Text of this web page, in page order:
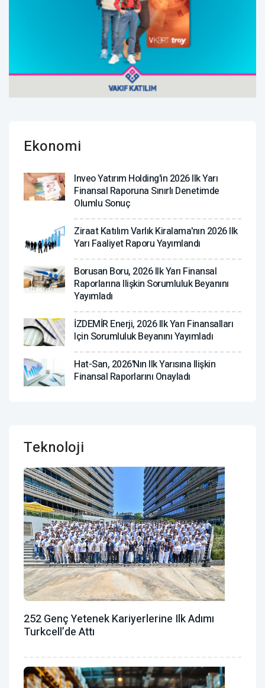
Ekonomi
Inveo Yatırım Holding'in 2026 Ilk Yarı
Finansal Raporuna Sınırlı Denetimde
Olumlu Sonuç
Ziraat Katılım Varlık Kiralama'nın 2026 Ilk
Yarı Faaliyet Raporu Yayımlandı
Borusan Boru, 2026 Ilk Yarı Finansal
Raporlarına Ilişkin Sorumluluk Beyanını
Yayımladı
İZDEMİR Enerji, 2026 Ilk Yarı Finansalları
Için Sorumluluk Beyanını Yayımladı
Hat-San, 2026'nın Ilk Yarısına Ilişkin
Finansal Raporlarını Onayladı
Teknoloji
252 Genç Yetenek Kariyerlerine Ilk Adımı
Turkcell’de Attı